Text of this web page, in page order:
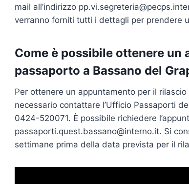
mail all’indirizzo
verranno forniti tutti i dettagli per prendere
Come è possibile ottenere
passaporto a Bassano del
Per ottenere un appuntamento per il
necessario contattare l’Ufficio Passaporti
0424-520071. È possibile richiedere
passaporti.quest.bassano@interno.it. Si
settimane prima della data prevista per il